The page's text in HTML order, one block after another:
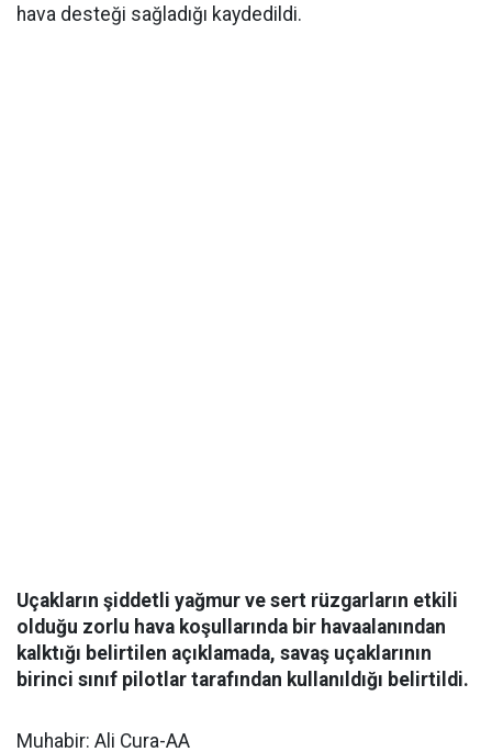
hava desteği sağladığı kaydedildi.
Uçakların şiddetli yağmur ve sert rüzgarların etkili
olduğu zorlu hava koşullarında bir havaalanından
kalktığı belirtilen açıklamada, savaş uçaklarının
birinci sınıf pilotlar tarafından kullanıldığı belirtildi.
Muhabir: Ali Cura-AA